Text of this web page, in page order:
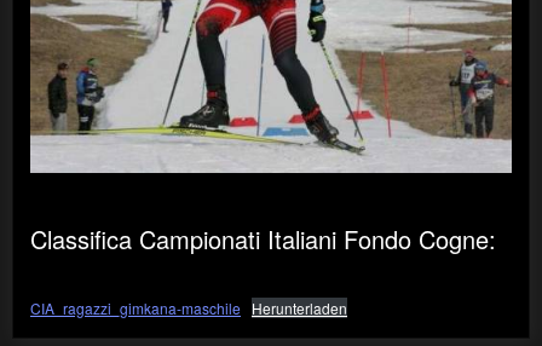
Classifica Campionati Italiani Fondo Cogne:
CIA_ragazzi_gimkana-maschile Herunterladen